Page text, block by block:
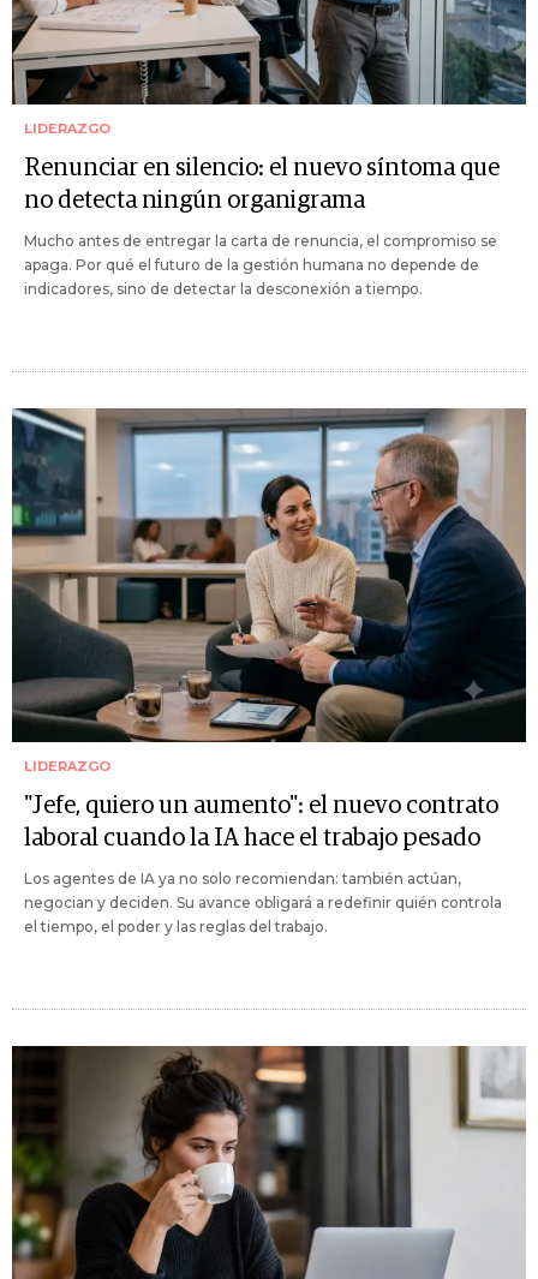
LIDERAZGO
Renunciar en silencio: el nuevo síntoma que
no detecta ningún organigrama
Mucho antes de entregar la carta de renuncia, el compromiso se
apaga. Por qué el futuro de la gestión humana no depende de
indicadores, sino de detectar la desconexión a tiempo.
LIDERAZGO
"Jefe, quiero un aumento": el nuevo contrato
laboral cuando la IA hace el trabajo pesado
Los agentes de IA ya no solo recomiendan: también actúan,
negocian y deciden. Su avance obligará a redefinir quién controla
el tiempo, el poder y las reglas del trabajo.